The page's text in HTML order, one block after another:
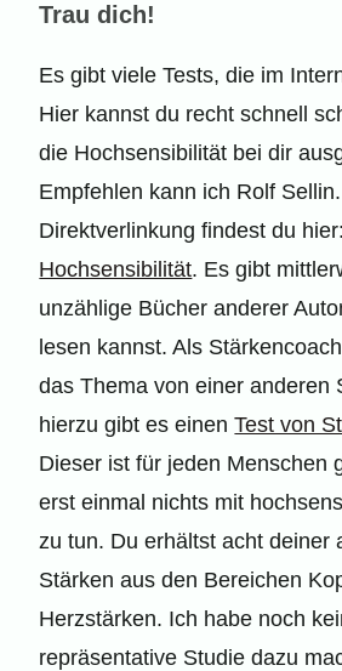
Trau dich!
Es gibt viele Tests, die im
Hier kannst du recht schnell
die Hochsensibilität bei dir
Empfehlen kann ich Rolf
Direktverlinkung findest du
Hochsensibilität. Es gibt
unzählige Bücher anderer
lesen kannst. Als
das Thema von einer anderen
hierzu gibt es einenTest von
Dieser ist für jeden Menschen
erst einmal nichts mit
zu tun. Du erhältst acht deiner
Stärken aus den Bereichen
Herzstärken. Ich habe noch
repräsentative Studie dazu